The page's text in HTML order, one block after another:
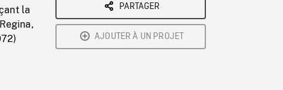
la
PARTAGER
AJOUTER À UN PROJET